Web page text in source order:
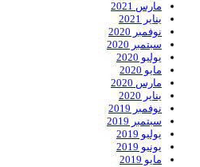
مارس 2021
يناير 2021
نوفمبر 2020
سبتمبر 2020
يوليو 2020
مايو 2020
مارس 2020
يناير 2020
نوفمبر 2019
سبتمبر 2019
يوليو 2019
يونيو 2019
مايو 2019